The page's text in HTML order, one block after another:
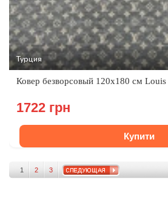
Турция
Ковер безворсовый 120х180 см
1722 грн
Купити
1 2 3